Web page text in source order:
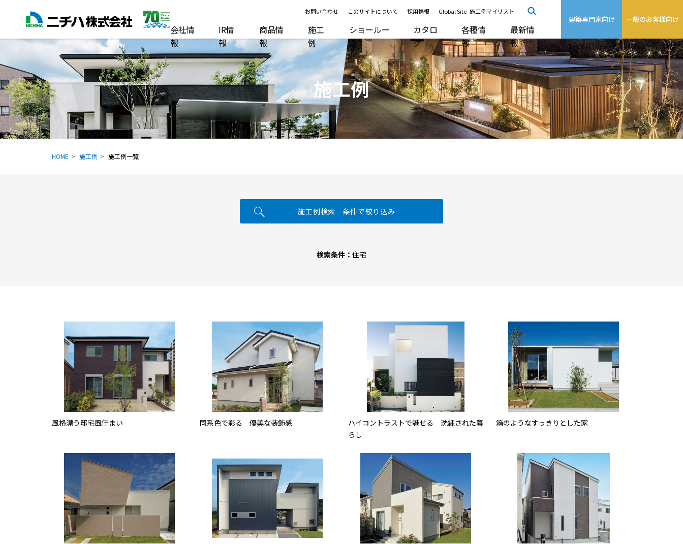
お問い合わせ このサイトについて 採用情報 Global Site 施工例マイリスト
会社情
報
IR情
報
商品情
報
施工
例
ショールー
ム
カタロ
グ
各種情
報
最新情
報
建築専門家向け 一般のお客様向け
施工例
HOME 施工例 施工例一覧
施工例検索 条件で絞り込み
検索条件： 住宅
風格漂う邸宅風佇まい 同系色で彩る 優美な装飾感
ハイコントラストで魅せる 洗練された暮
らし
箱のようなすっきりとした家